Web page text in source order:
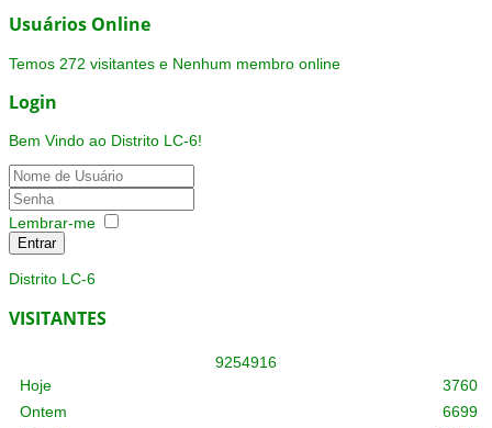
Usuários Online
Temos 272 visitantes e Nenhum membro online
Login
Bem Vindo ao Distrito LC-6!
Lembrar-me
Entrar
Distrito LC-6
VISITANTES
9254916
Hoje
Ontem
3760
6699